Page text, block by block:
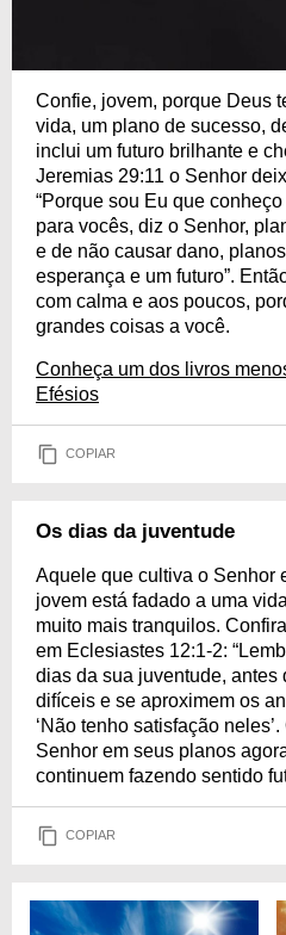
Confie, jovem, porque Deus
vida, um plano de sucesso,
inclui um futuro brilhante e
Jeremias 29:11 o Senhor
“Porque sou Eu que
para vocês, diz o Senhor,
e de não causar dano,
esperança e um futuro”.
com calma e aos poucos,
grandes coisas a você.
Conheça um dos livros
Efésios
COPIAR
Os dias da juventude
Aquele que cultiva o Senhor
jovem está fadado a uma
muito mais tranquilos.
em Eclesiastes 12:1-2:
dias da sua juventude, antes
difíceis e se aproximem os
‘Não tenho satisfação
Senhor em seus planos
continuem fazendo sentido
COPIAR